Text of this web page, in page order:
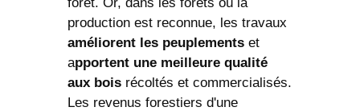
production est reconnue, les travaux
améliorent les peuplements et
apportent une meilleure qualité
aux bois récoltés et commercialisés.
Les revenus forestiers d'une